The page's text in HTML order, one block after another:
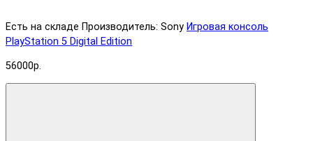
Есть на складе Производитель: Sony Игровая консоль
PlayStation 5 Digital Edition
56000р.